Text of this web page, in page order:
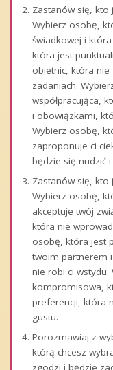
Zastanów się, kto
Wybierz osobę,
świadkowej i
która jest
obietnic, która
zadaniach.
współpracująca,
i obowiązkami,
Wybierz osobę,
zaproponuje ci
będzie się nudzić i
Zastanów się,
Wybierz osobę,
akceptuje twój
która nie
osobę, która jest
twoim partnerem
nie robi ci
kompromisowa,
preferencji, która
gustu.
Porozmawiaj z
którą chcesz
zgodzi i będzie